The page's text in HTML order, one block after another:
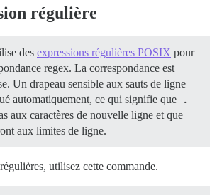
régulière
des expressions régulières POSIX pour
regex. La correspondance est
Un drapeau sensible aux sauts de ligne
automatiquement, ce qui signifie que .
aux caractères de nouvelle ligne et que
aux limites de ligne.
utilisez cette commande.